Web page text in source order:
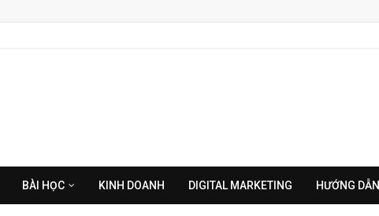
BÀI HỌC KINH DOANH DIGITAL MARKETING HƯỚNG DẪN